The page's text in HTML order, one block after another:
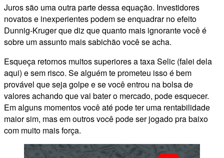
Juros são uma outra parte dessa equação. Investidores
novatos e inexperientes podem se enquadrar no efeito
Dunnig-Kruger que diz que quanto mais ignorante você é
sobre um assunto mais sabichão você se acha.
Esqueça retornos muitos superiores a taxa Selic (falei dela
aqui) e sem risco. Se alguém te prometeu isso é bem
provável que seja golpe e se você entrou na bolsa de
valores achando que vai bater o mercado, pode esquecer.
Em alguns momentos você até pode ter uma rentabilidade
maior sim, mas em outros você pode ser jogado pra baixo
com muito mais força.